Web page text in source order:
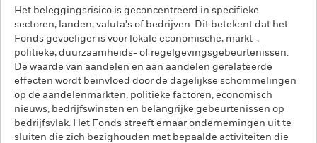
Het beleggingsrisico is geconcentreerd in specifieke
sectoren, landen, valuta's of bedrijven. Dit betekent dat het
Fonds gevoeliger is voor lokale economische, markt-,
politieke, duurzaamheids- of regelgevingsgebeurtenissen.
De waarde van aandelen en aan aandelen gerelateerde
effecten wordt beïnvloed door de dagelijkse schommelingen
op de aandelenmarkten, politieke factoren, economisch
nieuws, bedrijfswinsten en belangrijke gebeurtenissen op
bedrijfsvlak. Het Fonds streeft ernaar ondernemingen uit te
sluiten die zich bezighouden met bepaalde activiteiten die